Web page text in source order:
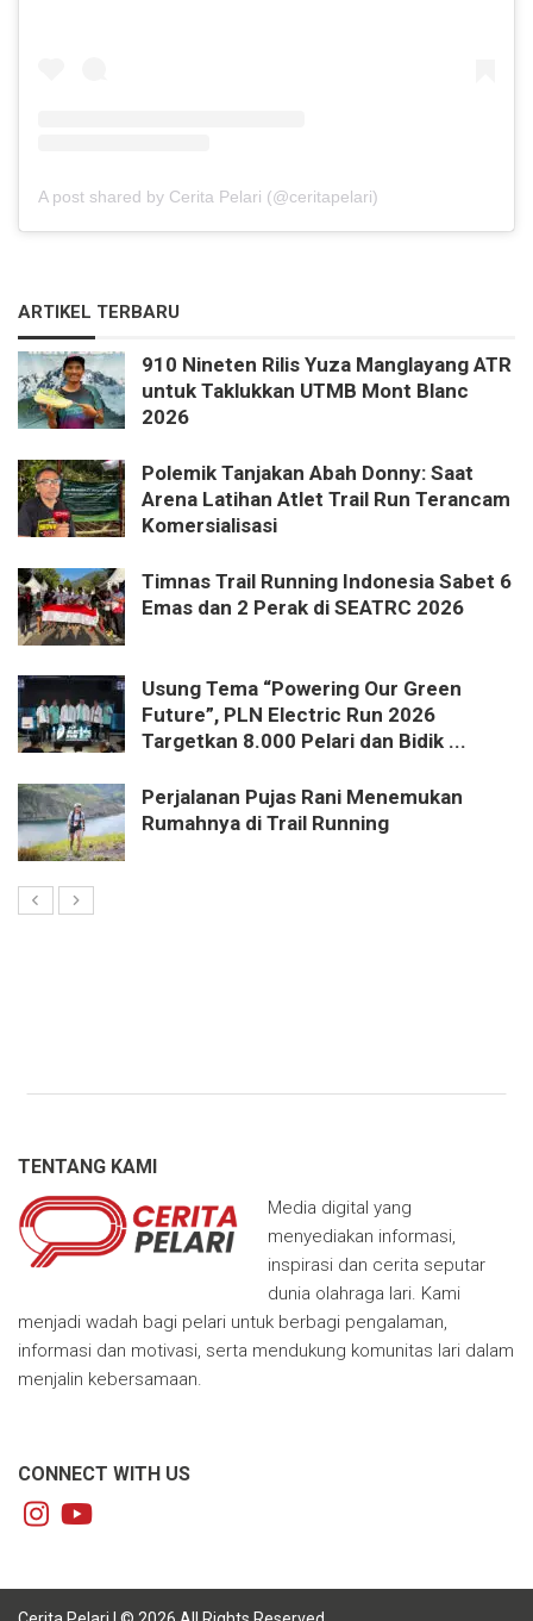
A post shared by Cerita Pelari (@ceritapelari)
ARTIKEL TERBARU
910 Nineten Rilis Yuza Manglayang ATR
untuk Taklukkan UTMB Mont Blanc
2026
Polemik Tanjakan Abah Donny: Saat
Arena Latihan Atlet Trail Run Terancam
Komersialisasi
Timnas Trail Running Indonesia Sabet 6
Emas dan 2 Perak di SEATRC 2026
Usung Tema “Powering Our Green
Future”, PLN Electric Run 2026
Targetkan 8.000 Pelari dan Bidik ...
Perjalanan Pujas Rani Menemukan
Rumahnya di Trail Running
TENTANG KAMI
Media digital yang
menyediakan informasi,
inspirasi dan cerita seputar
dunia olahraga lari. Kami
menjadi wadah bagi pelari untuk berbagi pengalaman,
informasi dan motivasi, serta mendukung komunitas lari dalam
menjalin kebersamaan.
CONNECT WITH US